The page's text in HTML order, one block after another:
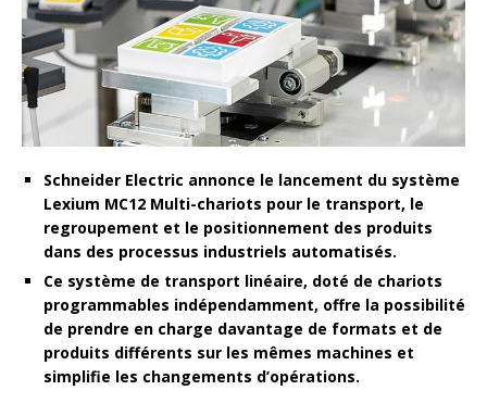
Schneider Electric annonce le lancement du système
Lexium MC12 Multi-chariots pour le transport, le
regroupement et le positionnement des produits
dans des processus industriels automatisés.
Ce système de transport linéaire, doté de chariots
programmables indépendamment, offre la possibilité
de prendre en charge davantage de formats et de
produits différents sur les mêmes machines et
simplifie les changements d’opérations.